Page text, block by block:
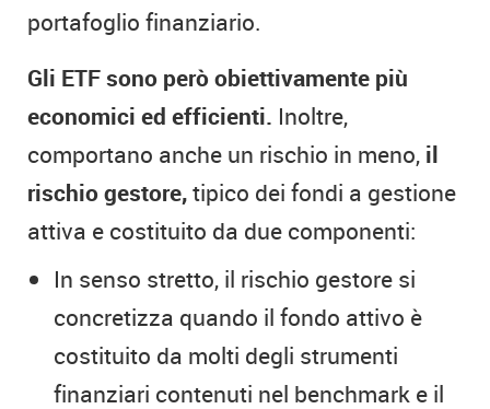
portafoglio finanziario.
Gli ETF sono però obiettivamente più
economici ed efficienti. Inoltre,
comportano anche un rischio in meno, il
rischio gestore,tipico dei fondi a gestione
attiva e costituito da due componenti:
In senso stretto, il rischio gestore si
concretizza quando il fondo attivo è
costituito da molti degli strumenti
finanziari contenuti nel benchmark e il